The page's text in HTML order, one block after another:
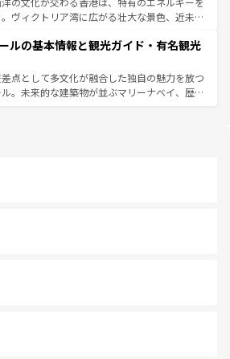
えてくれるので、きっと忘れられない旅にな
い。
ゾート気分を楽しむことができる。タイ料理
は一年中温暖で、どの季節にも異なる楽しみ
。親しみやすいタイの人々、仏教を中心とし
て多様な観光資源が、訪れる旅人を魅了し続
なお、新着のタイ情報はコンテンツ一覧を参照して
ヴィクトリア湾に広がる壮大な景色、近未来
れても感動するはず。観光スポットが密集し
よく見どころを回れるのも魅力。息をのむよ
文化的な体験まで、香港を存分に楽しみ尽く
なお、新着の香港情報はコンテンツ一覧を参照して
ルの基本情報と観光ガイド・有名観光
点として多文化が融合した独自の魅力を放つ
。未来的な建築物が並ぶマリーナベイ、歴史
ズは地元の風情を楽しめる外せないスポット